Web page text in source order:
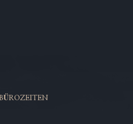
BÜROZEITEN